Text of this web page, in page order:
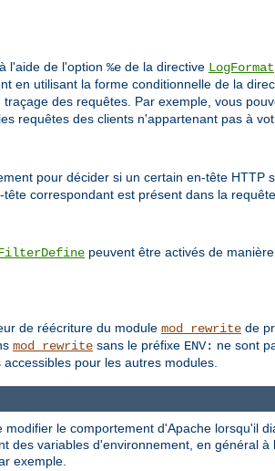
l'aide de l'option %e de la directive LogFormat
en utilisant la forme conditionnelle de la
des requêtes. Par exemple, vous
requêtes des clients n'appartenant pas à
pour décider si un certain en-tête HTTP
correspondant est présent dans la
peuvent être activés de
de réécriture du module mod_rewrite de
mod_rewrite sans le préfixe ENV: ne sont
pour les autres modules.
le comportement d'Apache lorsqu'il
des variables d'environnement, en général à
exemple.